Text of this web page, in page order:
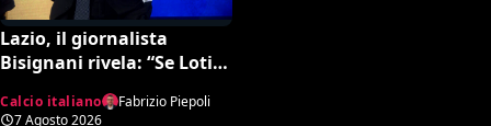
Lazio, il giornalista
Bisignani rivela: “Se Lotito
entro tale data il destino è
Calcio italiano
Fabrizio Piepoli
7 Agosto 2026